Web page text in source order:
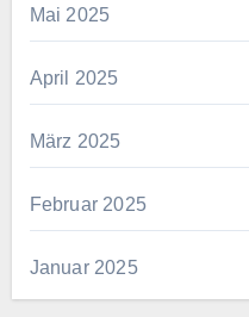
Mai 2025
April 2025
März 2025
Februar 2025
Januar 2025